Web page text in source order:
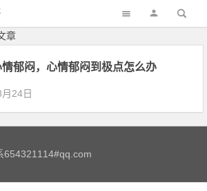
章
情郁闷，心情郁闷到极点怎么办
24日
654321114#qq.com